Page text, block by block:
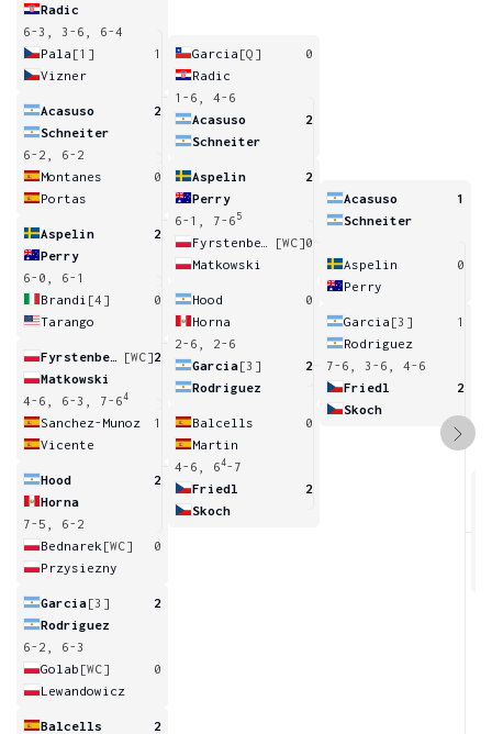
Radic
6-3, 3-6, 6-4
Pala [1]
1
Vizner
Acasuso
2
Schneiter
6-2, 6-2
Montanes
0
Portas
Aspelin
2
Perry
6-0, 6-1
Brandi [4]
0
Tarango
[WC]2
Matkowski
4-6, 6-3, 7-64
Sanchez-Munoz
1
Vicente
Hood
2
Horna
7-5, 6-2
Bednarek [WC]
0
Przysiezny
Garcia[3]
2
Rodriguez
6-2, 6-3
Golab [WC]
0
Lewandowicz
Balcells
2
Garcia [Q]
0
Radic
1-6, 4-6
Acasuso
2
Schneiter
Aspelin
2
Perry
6-1, 7-6 5
[WC]0
Matkowski
Hood
0
Horna
2-6, 2-6
Garcia[3]
2
Rodriguez
Balcells
0
Martin
4-6, 64-7
Friedl
2
Skoch
Acasuso
1
Schneiter
Aspelin
0
Perry
Garcia [3]
1
Rodriguez
7-6, 3-6, 4-6
Friedl
2
Skoch